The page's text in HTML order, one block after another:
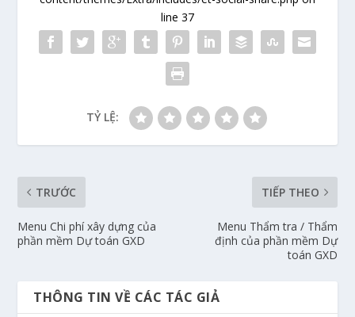
line 37
TỶ LỆ:
TRƯỚC
Menu Chi phí xây dựng của
phần mềm Dự toán GXD
TIẾP THEO
Menu Thẩm tra / Thẩm
định của phần mềm Dự
toán GXD
THÔNG TIN VỀ CÁC TÁC GIẢ